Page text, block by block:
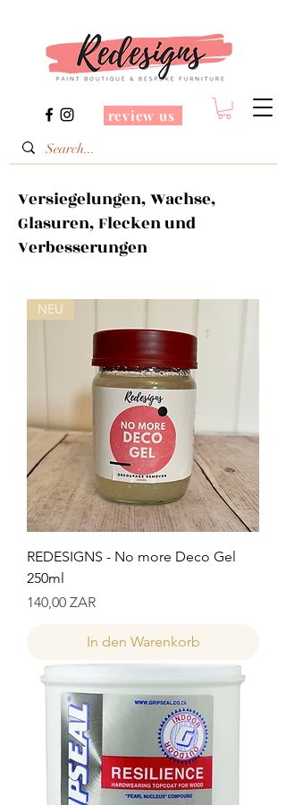
review us
Versiegelungen, Wachse,
Glasuren, Flecken und
Verbesserungen
NEU
REDESIGNS - No more Deco Gel
250ml
Preis
140,00 ZAR
In den Warenkorb